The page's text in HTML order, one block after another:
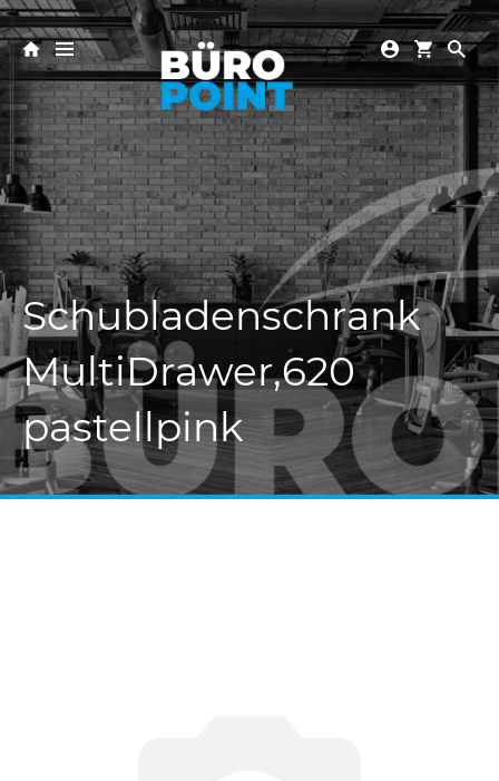
Schubladenschrank
MultiDrawer,620
pastellpink